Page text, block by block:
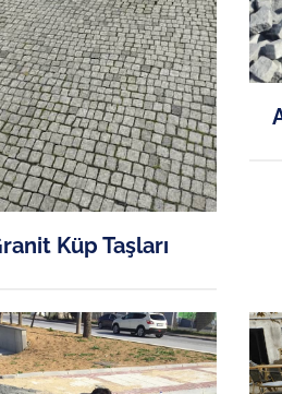
Küp Taşları